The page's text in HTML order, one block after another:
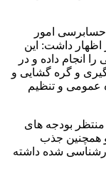
امور
اظهار داشت: این
انجام داده و در
و گره گشایی و
عمومی و تنظیم
بودجه های
و همچنین جذب
شده داشته